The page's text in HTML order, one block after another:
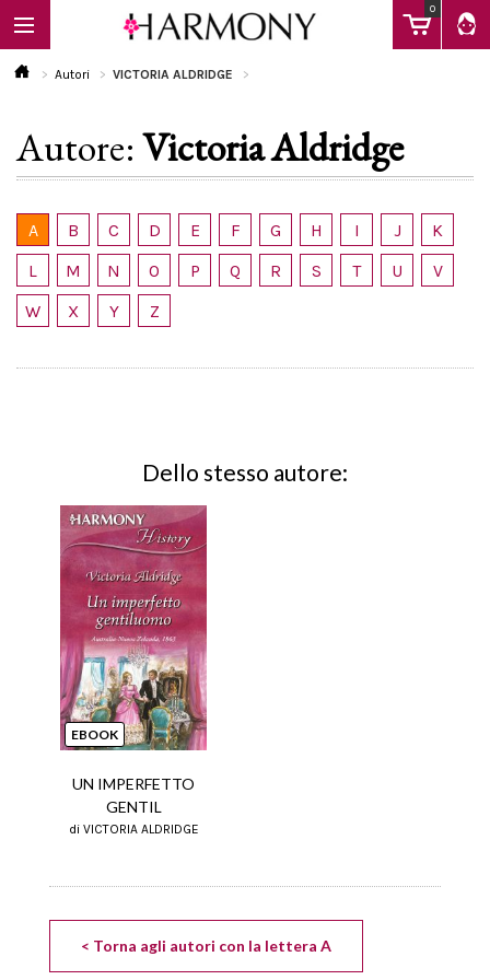
0
EBOOK
LIBRI
Calendario
Autori VICTORIA ALDRIDGE
Autore:Victoria Aldridge
A B C D E F G H I J
K
L
M N O P Q R S T U
V
W
X Y Z
Dello stesso autore:
EBOOK
UN IMPERFETTO
GENTIL
di VICTORIA ALDRIDGE
< Torna agli autori con la lettera A